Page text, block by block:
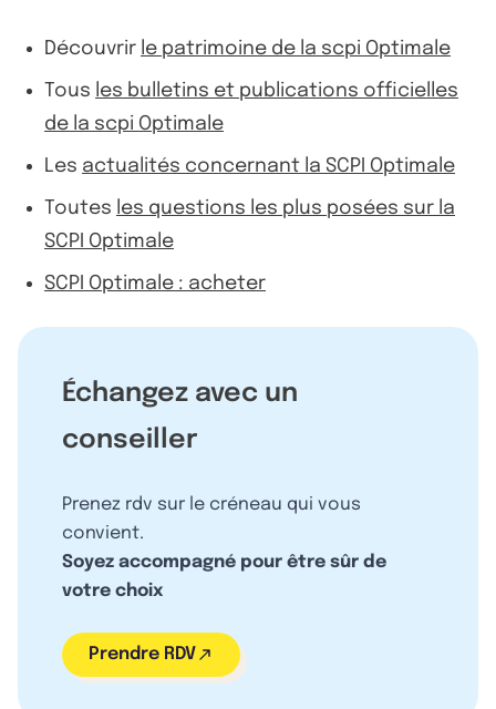
Découvrir le patrimoine de la scpi Optimale
Tous les bulletins et publications officielles
de la scpi Optimale
Les actualités concernant la SCPI Optimale
Toutes les questions les plus posées sur la
SCPI Optimale
SCPI Optimale : acheter
Échangez avec un
conseiller
Prenez rdv sur le créneau qui vous
convient.
Soyez accompagné pour être sûr de
votre choix
Prendre RDV